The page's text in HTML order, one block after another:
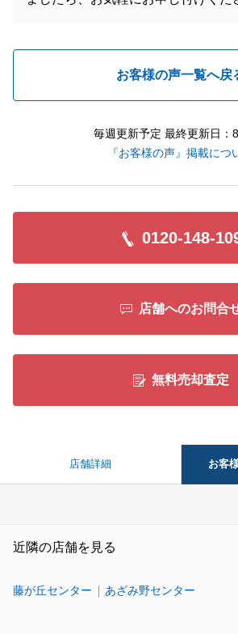
お客様の声一覧へ戻
毎週更新予定 最終更新日：
『お客様の声』掲載につ
0120-148-
店舗へのお問合
無料売却査定
店舗詳細 お客
近隣の店舗を見る
藤が丘センター あざみ野センター